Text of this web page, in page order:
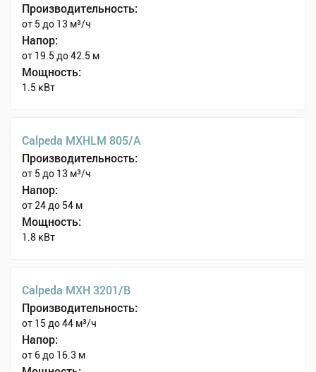
Производительность:
от 5 до 13 м³/ч
Напор:
от 19.5 до 42.5 м
Мощность:
1.5 кВт
Calpeda MXHLM 805/A
Производительность:
от 5 до 13 м³/ч
Напор:
от 24 до 54 м
Мощность:
1.8 кВт
Calpeda MXH 3201/B
Производительность:
от 15 до 44 м³/ч
Напор:
от 6 до 16.3 м